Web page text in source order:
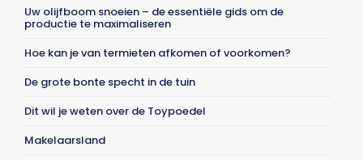
Uw olijfboom snoeien – de essentiële gids om de
productie te maximaliseren
Hoe kan je van termieten afkomen of voorkomen?
De grote bonte specht in de tuin
Dit wil je weten over de Toypoedel
Makelaarsland